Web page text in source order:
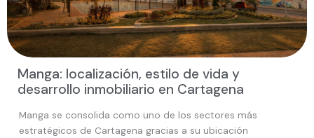
Manga: localización, estilo de vida y
desarrollo inmobiliario en Cartagena
Manga se consolida como uno de los sectores más
estratégicos de Cartagena gracias a su ubicación